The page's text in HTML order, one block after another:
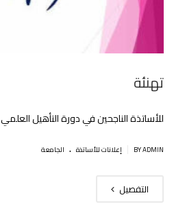
تهنئة
للأساتذة الناجحين في دورة التأهيل العلمي 2025
BY ADMIN إعلانات للأساتذة . الجامعة
التفصيل